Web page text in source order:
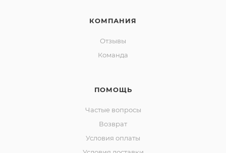
КОМПАНИЯ
Отзывы
Команда
ПОМОЩЬ
Частые вопросы
Возврат
Условия оплаты